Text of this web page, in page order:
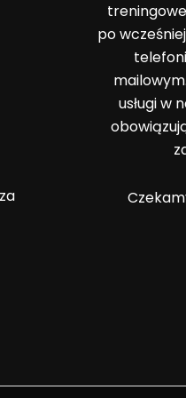
po
usługi w